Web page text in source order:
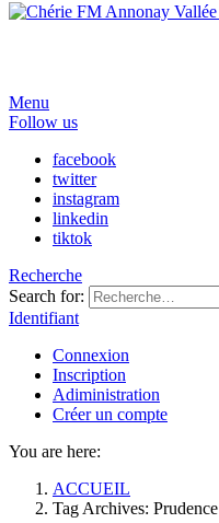
Menu
Follow us
facebook
twitter
instagram
linkedin
tiktok
Recherche
Search for:
Identifiant
Connexion
Inscription
Adiministration
Créer un compte
You are here:
ACCUEIL
Tag Archives: Prudence